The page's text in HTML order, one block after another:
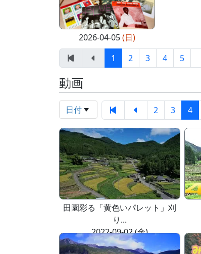
2026-04-05(日)
1
2 3 4 5
動画
日付 2 3 4
田園彩る「黄色いパレット」刈
り...
2022-09-02 (金)